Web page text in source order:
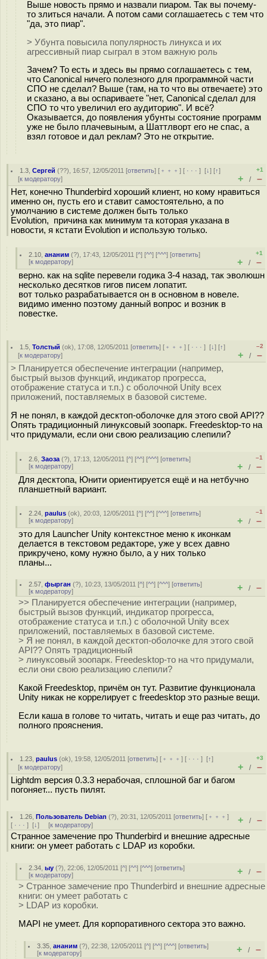
Выше новость прямо и назвали пиаром. Так вы почему-
то злиться начали. А потом сами соглашаетесь с тем что
"да, это пиар".
> Убунта повысила популярность линукса и их
агрессивный пиар сыграл в этом важную роль
Зачем? То есть и здесь вы прямо соглашаетесь с тем,
что Canonical ничего полезного для программной части
СПО не сделал? Выше (там, на то что вы отвечаете) это
и сказано, а вы оспариваете "нет, Canonical сделал для
СПО то что увеличил его аудиторию". И всё?
Оказывается, до появления убунты состояние программ
уже не было плачевыным, а Шаттлворт его не спас, а
взял готовое и дал реклам? Это не открытие.
1.3 ,Сергей (??), 16:57, 12/05/2011 [ответить] [ ﹢﹢﹢] [ · · ·][↓] [↑]
[к модератору]
+1
+ / –
Нет, конечно Thunderbird хороший клиент, но кому нравиться
именно он, пусть его и ставит самостоятельно, а по
умолчанию в системе должен быть только
Evolution, причина как минимум та которая указана в
новости, я кстати Evolution и использую только.
2.10 ,ананим (?), 17:43, 12/05/2011 [^] [^^] [^^^] [ответить]
[к модератору]
+1
+ / –
верно. как на sqlite перевели годика 3-4 назад, так эволюшн
несколько десятков гигов писем лопатит.
вот только разрабатывается он в основном в новеле.
видимо именно поэтому данный вопрос и возник в
повестке.
1.5 ,Толстый (ok), 17:08, 12/05/2011 [ответить] [ ﹢﹢﹢] [ · · ·][↓] [↑]
[к модератору]
–2
+ / –
> Планируется обеспечение интеграции (например,
быстрый вызов функций, индикатор прогресса,
отображение статуса и т.п.) с оболочной Unity всех
приложений, поставляемых в базовой системе.
Я не понял, в каждой десктоп-оболочке для этого свой API??
Опять традиционный линуксовый зоопарк. Freedesktop-то на
что придумали, если они свою реализацию слепили?
2.6 ,Заоза (?), 17:13, 12/05/2011 [^] [^^] [^^^] [ответить]
[к модератору]
–1
+ / –
Для десктопа, Юнити ориентируется ещё и на нетбучно
планшетный вариант.
2.24 ,paulus (ok), 20:03, 12/05/2011 [^] [^^] [^^^] [ответить]
[к модератору]
–1
+ / –
это для Launcher Unity контекстное меню к иконкам
делается в текстовом редакторе, уже у всех давно
прикручено, кому нужно было, а у них только
планы...
2.57 ,фырган (?), 10:23, 13/05/2011 [^] [^^] [^^^] [ответить]
[к модератору] + / –
>> Планируется обеспечение интеграции (например,
быстрый вызов функций, индикатор прогресса,
отображение статуса и т.п.) с оболочной Unity всех
приложений, поставляемых в базовой системе.
> Я не понял, в каждой десктоп-оболочке для этого свой
API?? Опять традиционный
> линуксовый зоопарк. Freedesktop-то на что придумали,
если они свою реализацию слепили?
Какой Freedesktop, причём он тут. Развитие функционала
Unity никак не коррелирует с freedesktop это разные вещи.
Если каша в голове то читать, читать и еще раз читать, до
полного прояснения.
1.23 ,paulus (ok), 19:58, 12/05/2011 [ответить] [ ﹢﹢﹢] [ · · ·][↑]
[к модератору]
+3
+ / –
Lightdm версия 0.3.3 нерабочая, сплошной баг и багом
погоняет... пусть пилят.
1.26 ,Пользователь Debian (?), 20:31, 12/05/2011 [ответить] [ ﹢﹢﹢]
[ · · · ] [↓] [к модератору] + / –
Странное замечение про Thunderbird и внешние адресные
книги: он умеет работать с LDAP из коробки.
2.34 ,ыу (?), 22:06, 12/05/2011 [^] [^^] [^^^] [ответить]
[к модератору] + / –
> Странное замечение про Thunderbird и внешние адресные
книги: он умеет работать с
> LDAP из коробки.
MAPI не умеет. Для корпоративного сектора это важно.
3.35 ,ананим (?), 22:38, 12/05/2011 [^] [^^] [^^^] [ответить]
[к модератору] + / –